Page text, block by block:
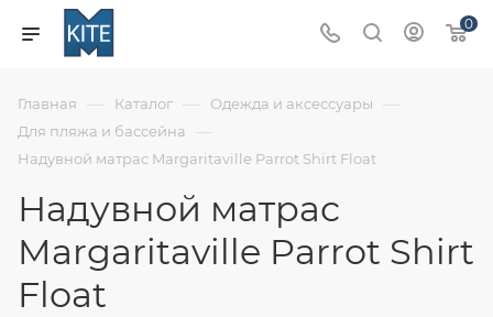
0
Главная — Каталог — Одежда и аксессуары —
Для пляжа и бассейна —
Надувной матрас Margaritaville Parrot Shirt Float
Надувной матрас
Margaritaville Parrot Shirt
Float